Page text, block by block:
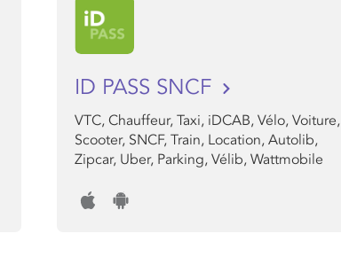
ID PASS SNCF
VTC, Chauffeur, Taxi, iDCAB, Vélo, Voiture,
Scooter, SNCF, Train, Location, Autolib,
Zipcar, Uber, Parking, Vélib, Wattmobile